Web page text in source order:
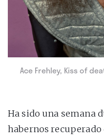
Ace Frehley, Kiss of
Ha sido una semana
habernos